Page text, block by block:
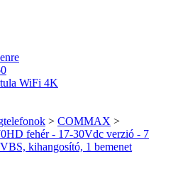
> COMMAX >
fehér - 17-30Vdc verzió - 7
kihangosító, 1 bemenet